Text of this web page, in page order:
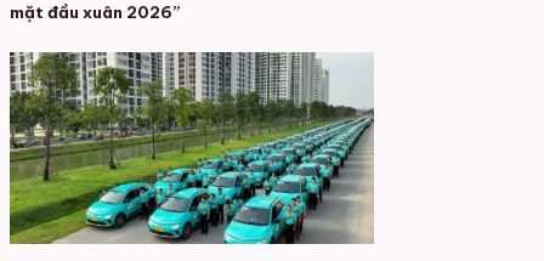
mặt đầu xuân 2026”